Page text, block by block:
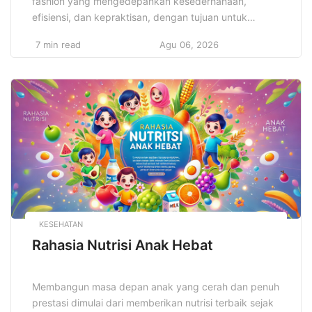
efisiensi, dan kepraktisan, dengan tujuan untuk
harus bergantung pada elemen-elemen berlebihan.
sekadar tren, tetapi juga mencerminkan filosofi hidup
yang mengutamakan kualitas daripada kuantitas,
serta keberlanjutan dalam setiap pilihan yang dibuat.
[…]
7 min read Agu 06, 2026
KESEHATAN
Rahasia Nutrisi Anak Hebat
Membangun masa depan anak yang cerah dan penuh
prestasi dimulai dari memberikan nutrisi terbaik sejak